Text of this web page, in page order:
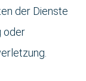
der Dienste
oder